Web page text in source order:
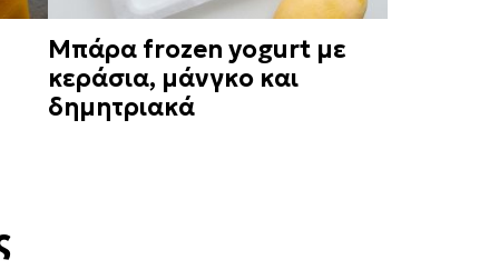
Μπάρα frozen yogurt με
κεράσια, μάνγκο και
δημητριακά